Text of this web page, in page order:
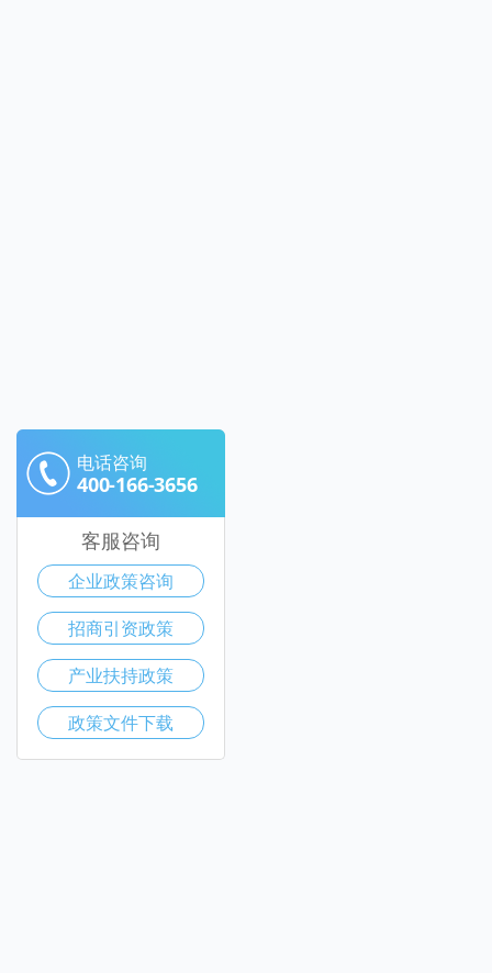
电话咨询
400-166-3656
客服咨询
企业政策咨询
招商引资政策
产业扶持政策
政策文件下载